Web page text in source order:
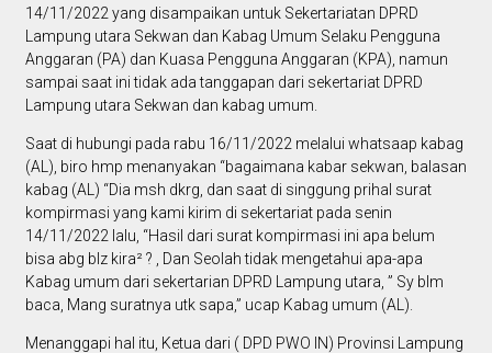
14/11/2022 yang disampaikan untuk Sekertariatan DPRD
Lampung utara Sekwan dan Kabag Umum Selaku Pengguna
Anggaran (PA) dan Kuasa Pengguna Anggaran (KPA), namun
sampai saat ini tidak ada tanggapan dari sekertariat DPRD
Lampung utara Sekwan dan kabag umum.
Saat di hubungi pada rabu 16/11/2022 melalui whatsaap kabag
(AL), biro hmp menanyakan “bagaimana kabar sekwan, balasan
kabag (AL) “Dia msh dkrg, dan saat di singgung prihal surat
kompirmasi yang kami kirim di sekertariat pada senin
14/11/2022 lalu, “Hasil dari surat kompirmasi ini apa belum
bisa abg blz kira² ? , Dan Seolah tidak mengetahui apa-apa
Kabag umum dari sekertarian DPRD Lampung utara, ” Sy blm
baca, Mang suratnya utk sapa,” ucap Kabag umum (AL).
Menanggapi hal itu, Ketua dari ( DPD PWO IN) Provinsi Lampung